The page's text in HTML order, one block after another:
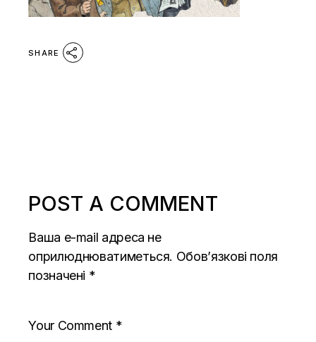
SHARE
POST A COMMENT
Ваша e-mail адреса не
оприлюднюватиметься. Обов’язкові поля
позначені *